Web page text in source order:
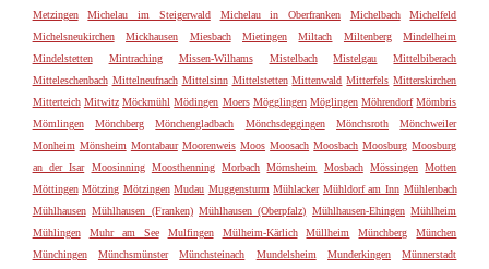
Metzingen
Michelau im Steigerwald Michelau in Oberfranken Michelbach
Michelfeld
Michelsneukirchen
Mickhausen Miesbach Mietingen Miltach Miltenberg
Mindelheim
Mindelstetten
Mintraching Missen-Wilhams Mistelbach Mistelgau
Mittelbiberach
Mitteleschenbach Mittelneufnach Mittelsinn Mittelstetten Mittenwald Mitterfels Mitterskirchen
Mitterteich Mitwitz Möckmühl Mödingen Moers Mögglingen Möglingen Möhrendorf Mömbris
Mömlingen
Mönchberg Mönchengladbach Mönchsdeggingen Mönchsroth
Mönchweiler
Monheim Mönsheim Montabaur Moorenweis Moos Moosach Moosbach Moosburg Moosburg
an der Isar
Moosinning Moosthenning Morbach Mörnsheim Mosbach Mössingen Motten
Möttingen Mötzing Mötzingen Mudau Muggensturm Mühlacker Mühldorf am Inn Mühlenbach
Mühlhausen Mühlhausen (Franken) Mühlhausen (Oberpfalz) Mühlhausen-Ehingen Mühlheim
Mühlingen
Muhr am See Mulfingen Mülheim-Kärlich Müllheim Münchberg
München
Münchingen
Münchsmünster Münchsteinach Mundelsheim Munderkingen
Münnerstadt